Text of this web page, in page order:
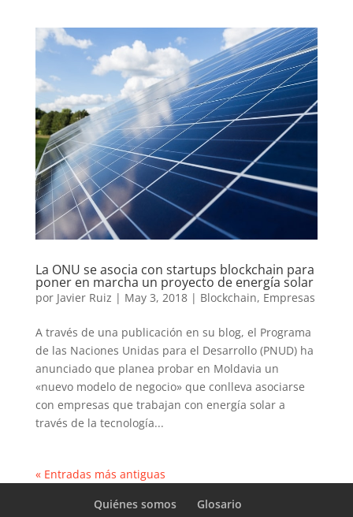
La ONU se asocia con startups blockchain para
poner en marcha un proyecto de energía solar
por Javier Ruiz | May 3, 2018| Blockchain, Empresas
A través de una publicación en su blog, el Programa
de las Naciones Unidas para el Desarrollo (PNUD) ha
anunciado que planea probar en Moldavia un
«nuevo modelo de negocio» que conlleva asociarse
con empresas que trabajan con energía solar a
través de la tecnología...
« Entradas más antiguas
Quiénes somos
Glosario